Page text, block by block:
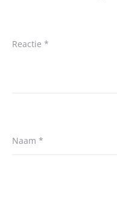
Reactie *
Naam *